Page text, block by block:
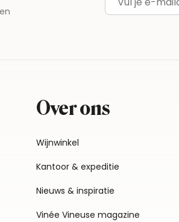
E-mailadres
Over ons
Wijnwinkel
Kantoor & expeditie
Nieuws & inspiratie
Vinée Vineuse magazine